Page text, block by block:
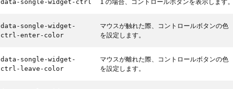
data-songle-widget-ctrl 1 の場合、コントロールボタンを表示します。
data-songle-widget-
ctrl-enter-color
マウスが触れた際、コントロールボタンの色
を設定します。
data-songle-widget-
ctrl-leave-color
マウスが離れた際、コントロールボタンの色
を設定します。